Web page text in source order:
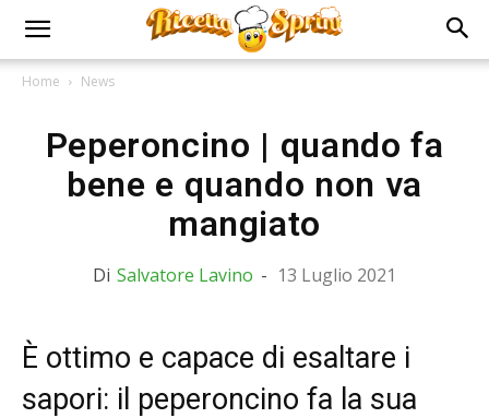
Home News
Peperoncino | quando fa
bene e quando non va
mangiato
Di Salvatore Lavino - 13 Luglio 2021
È ottimo e capace di esaltare i
sapori: il peperoncino fa la sua